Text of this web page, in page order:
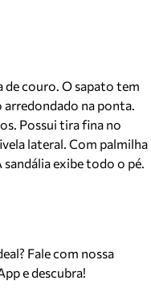
de couro. O sapato tem
na ponta.
Possui tira fina no
lateral. Com palmilha
sandália exibe todo o pé.
Fale com nossa
e descubra!